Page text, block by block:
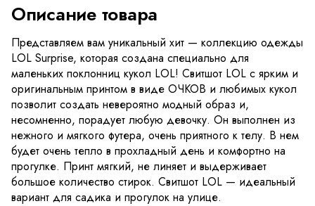
Описание товара
Представляем вам уникальный хит — коллекцию одежды
LOL Surprise, которая создана специально для
маленьких поклонниц кукол LOL! Свитшот LOL с ярким и
оригинальным принтом в виде ОЧКОВ и любимых кукол
позволит создать невероятно модный образ и,
несомненно, порадует любую девочку. Он выполнен из
нежного и мягкого футера, очень приятного к телу. В нем
будет очень тепло в прохладный день и комфортно на
прогулке. Принт мягкий, не линяет и выдерживает
большое количество стирок. Свитшот LOL — идеальный
вариант для садика и прогулок на улице.